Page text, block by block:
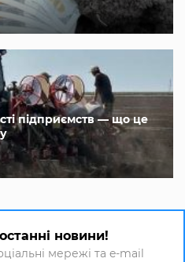
підприємств — що це
новини!
мережі та e-mail